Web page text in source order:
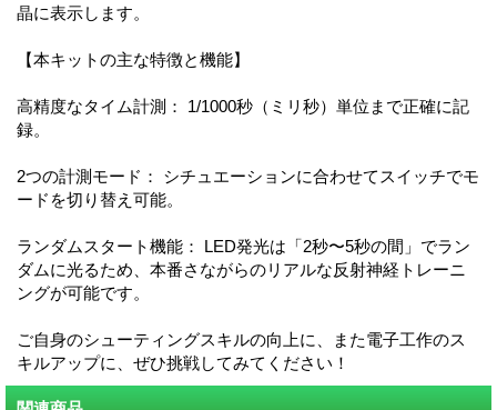
晶に表示します。
【本キットの主な特徴と機能】
高精度なタイム計測： 1/1000秒（ミリ秒）単位まで正確に記
録。
2つの計測モード： シチュエーションに合わせてスイッチでモ
ードを切り替え可能。
ランダムスタート機能： LED発光は「2秒〜5秒の間」でラン
ダムに光るため、本番さながらのリアルな反射神経トレーニ
ングが可能です。
ご自身のシューティングスキルの向上に、また電子工作のス
キルアップに、ぜひ挑戦してみてください！